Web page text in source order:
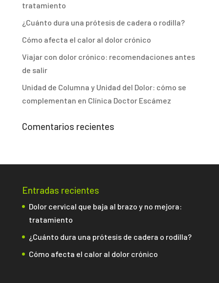
tratamiento
¿Cuánto dura una prótesis de cadera o rodilla?
Cómo afecta el calor al dolor crónico
Viajar con dolor crónico: recomendaciones antes
de salir
Unidad de Columna y Unidad del Dolor: cómo se
complementan en Clínica Doctor Escámez
Comentarios recientes
Entradas recientes
Dolor cervical que baja al brazo y no mejora:
tratamiento
¿Cuánto dura una prótesis de cadera o rodilla?
Cómo afecta el calor al dolor crónico